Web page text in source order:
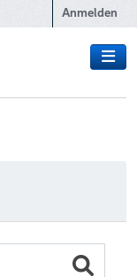
Anmelden